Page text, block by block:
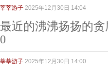
莘莘游子 2025年12月30日 14:04
最近的沸沸扬扬的
0
莘莘游子 2025年12月30日 14:00